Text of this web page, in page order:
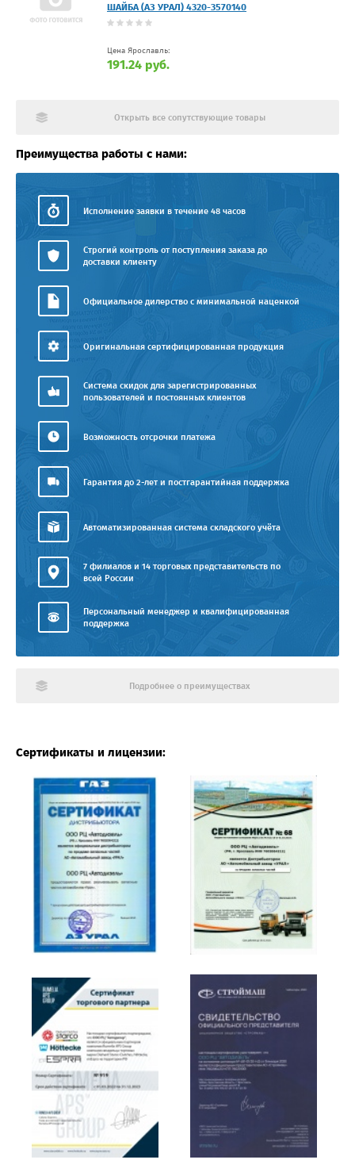
ШАЙБА (АЗ УРАЛ) 4320-3570140
Цена Ярославль:
191.24 руб.
Открыть все сопутствующие товары
Преимущества работы с нами:
Исполнение заявки в течение 48 часов
Строгий контроль от поступления заказа до
доставки клиенту
Официальное дилерство с минимальной наценкой
Оригинальная сертифицированная продукция
Система скидок для зарегистрированных
пользователей и постоянных клиентов
Возможность отсрочки платежа
Гарантия до 2-лет и постгарантийная поддержка
Автоматизированная система складского учёта
7 филиалов и 14 торговых представительств по
всей России
Персональный менеджер и квалифицированная
поддержка
Подробнее о преимуществах
Сертификаты и лицензии: